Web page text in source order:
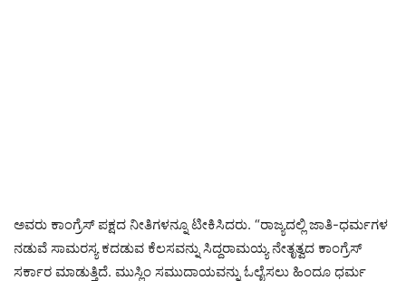
ಅವರು ಕಾಂಗ್ರೆಸ್ ಪಕ್ಷದ ನೀತಿಗಳನ್ನೂ ಟೀಕಿಸಿದರು. “ರಾಜ್ಯದಲ್ಲಿ ಜಾತಿ-ಧರ್ಮಗಳ
ನಡುವೆ ಸಾಮರಸ್ಯ ಕದಡುವ ಕೆಲಸವನ್ನು ಸಿದ್ದರಾಮಯ್ಯ ನೇತೃತ್ವದ ಕಾಂಗ್ರೆಸ್
ಸರ್ಕಾರ ಮಾಡುತ್ತಿದೆ. ಮುಸ್ಲಿಂ ಸಮುದಾಯವನ್ನು ಓಲೈಸಲು ಹಿಂದೂ ಧರ್ಮ